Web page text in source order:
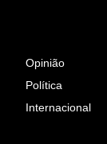
Opinião
Política
Internacional